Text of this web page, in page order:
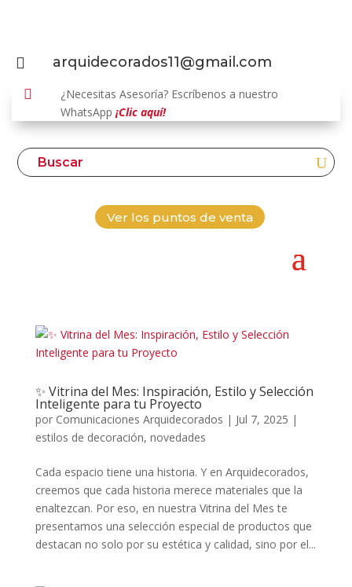
 arquidecorados11@gmail.com

¿Necesitas Asesoría? Escríbenos a nuestro
WhatsApp ¡Clic aquí!
Ver los puntos de venta
✨ Vitrina del Mes: Inspiración, Estilo y Selección
Inteligente para tu Proyecto
por Comunicaciones Arquidecorados | Jul 7, 2025 |
estilos de decoración, novedades
Cada espacio tiene una historia. Y en Arquidecorados,
creemos que cada historia merece materiales que la
enaltezcan. Por eso, en nuestra Vitrina del Mes te
presentamos una selección especial de productos que
destacan no solo por su estética y calidad, sino por el...